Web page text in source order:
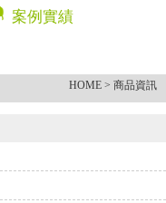
案例實績
HOME > 商品資訊